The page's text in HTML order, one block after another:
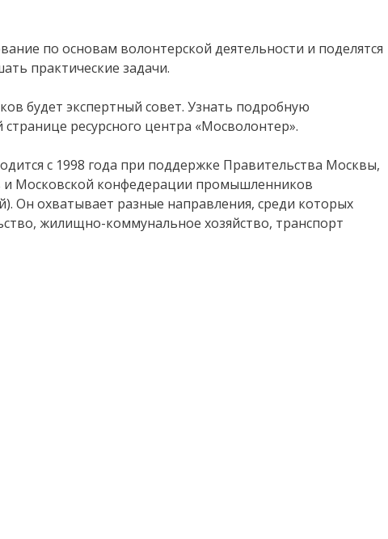
по основам волонтерской деятельности и поделятся
практические задачи.
будет экспертный совет. Узнать подробную
ресурсного центра «Мосволонтер».
с 1998 года при поддержке Правительства Москвы,
Московской конфедерации промышленников
Он охватывает разные направления, среди которых
жилищно-коммунальное хозяйство, транспорт